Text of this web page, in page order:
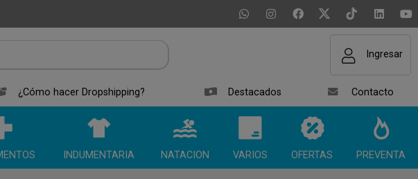
Ingresar
¿Cómo hacer Dropshipping? Destacados Contacto
INDUMENTARIA NATACION VARIOS OFERTAS PREVENTA